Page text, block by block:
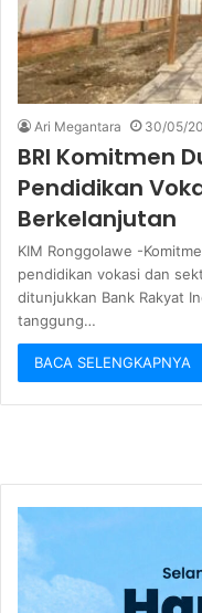
Ari Megantara 30/05/
BRI Komitmen
Pendidikan
Berkelanjutan
KIM Ronggolawe -
pendidikan vokasi dan
ditunjukkan Bank Rakyat
tanggung…
BACA SELENGKAPNYA